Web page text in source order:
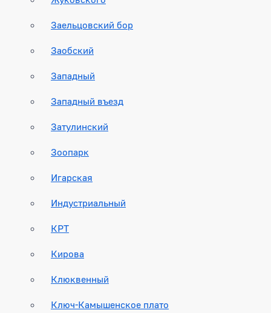
Заельцовский бор
Заобский
Западный
Западный въезд
Затулинский
Зоопарк
Игарская
Индустриальный
КРТ
Кирова
Клюквенный
Ключ-Камышенское плато